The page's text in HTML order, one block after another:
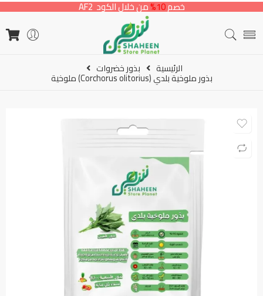
خصم10% من خلال الكود AF2
الرئيسية بذور خضروات
بذور ملوخية بلدي (Corchorus olitorius) ملوخية